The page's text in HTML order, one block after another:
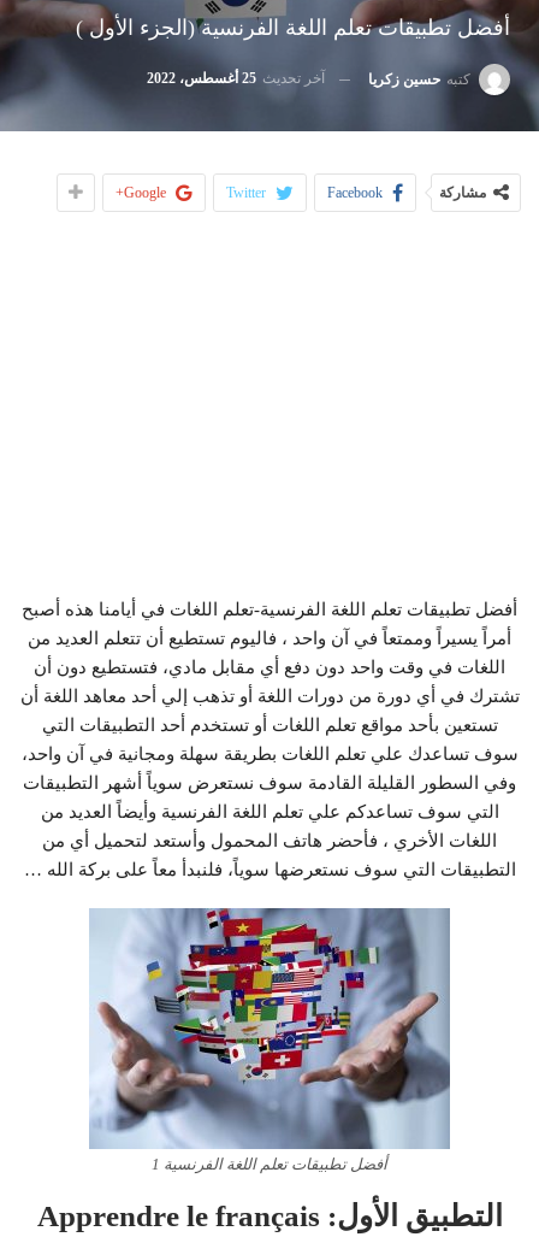
أفضل تطبيقات تعلم اللغة الفرنسية (الجزء الأول )
كتبه حسين زكريا آخر تحديث 25 أغسطس، 2022
مشاركة Facebook
Twitter
Google+
أفضل تطبيقات تعلم اللغة الفرنسية-تعلم اللغات في أيامنا هذه أصبح
أمراً يسيراً وممتعاً في آن واحد ، فاليوم تستطيع أن تتعلم العديد من
اللغات في وقت واحد دون دفع أي مقابل مادي، فتستطيع دون أن
تشترك في أي دورة من دورات اللغة أو تذهب إلي أحد معاهد اللغة أن
تستعين بأحد مواقع تعلم اللغات أو تستخدم أحد التطبيقات التي
سوف تساعدك علي تعلم اللغات بطريقة سهلة ومجانية في آن واحد،
وفي السطور القليلة القادمة سوف نستعرض سوياً أشهر التطبيقات
التي سوف تساعدكم علي تعلم اللغة الفرنسية وأيضاً العديد من
اللغات الأخري ، فأحضر هاتف المحمول وأستعد لتحميل أي من
التطبيقات التي سوف نستعرضها سوياً، فلنبدأ معاً على بركة الله …
أفضل تطبيقات تعلم اللغة الفرنسية 1
التطبيق الأول: Apprendre le français